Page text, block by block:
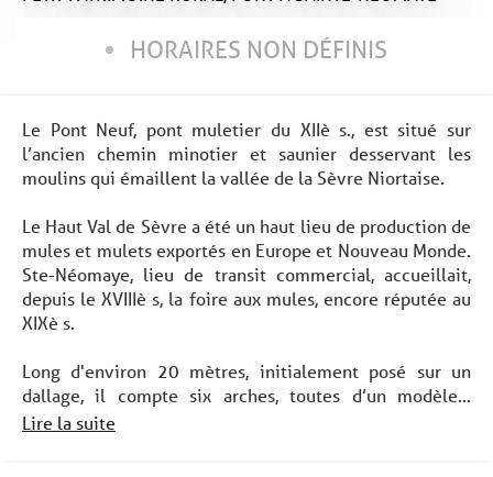
HORAIRES NON DÉFINIS
Le Pont Neuf, pont muletier du XIIè s., est situé sur
l’ancien chemin minotier et saunier desservant les
moulins qui émaillent la vallée de la Sèvre Niortaise.
Le Haut Val de Sèvre a été un haut lieu de production de
mules et mulets exportés en Europe et Nouveau Monde.
Ste-Néomaye, lieu de transit commercial, accueillait,
depuis le XVIIIè s, la foire aux mules, encore réputée au
XIXè s.
Long d'environ 20 mètres, initialement posé sur un
dallage, il compte six arches, toutes d’un modèle...
Lire la suite